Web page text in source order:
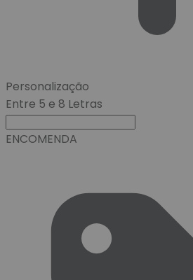
Personalização
Entre 5 e 8 Letras